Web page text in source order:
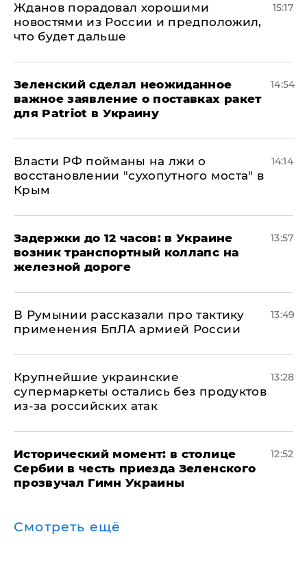
Жданов порадовал хорошими
новостями из России и предположил,
что будет дальше
15:17
Зеленский сделал неожиданное
важное заявление о поставках ракет
для Patriot в Украину
14:54
Власти РФ пойманы на лжи о
восстановлении "сухопутного моста" в
Крым
14:14
Задержки до 12 часов: в Украине
возник транспортный коллапс на
железной дороге
13:57
В Румынии рассказали про тактику
применения БпЛА армией России
13:49
Крупнейшие украинские
супермаркеты остались без продуктов
из-за российских атак
13:28
Исторический момент: в столице
Сербии в честь приезда Зеленского
прозвучал Гимн Украины
12:52
Смотреть ещё